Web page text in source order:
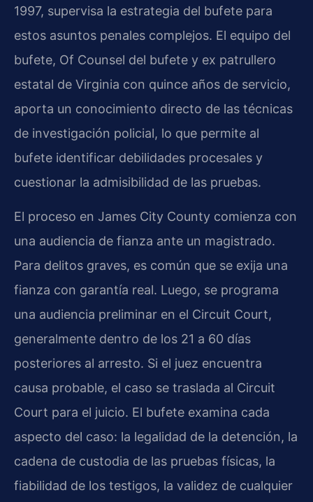
1997, supervisa la estrategia del bufete para
estos asuntos penales complejos. El equipo del
bufete, Of Counsel del bufete y ex patrullero
estatal de Virginia con quince años de servicio,
aporta un conocimiento directo de las técnicas
de investigación policial, lo que permite al
bufete identificar debilidades procesales y
cuestionar la admisibilidad de las pruebas.
El proceso en James City County comienza con
una audiencia de fianza ante un magistrado.
Para delitos graves, es común que se exija una
fianza con garantía real. Luego, se programa
una audiencia preliminar en el Circuit Court,
generalmente dentro de los 21 a 60 días
posteriores al arresto. Si el juez encuentra
causa probable, el caso se traslada al Circuit
Court para el juicio. El bufete examina cada
aspecto del caso: la legalidad de la detención, la
cadena de custodia de las pruebas físicas, la
fiabilidad de los testigos, la validez de cualquier